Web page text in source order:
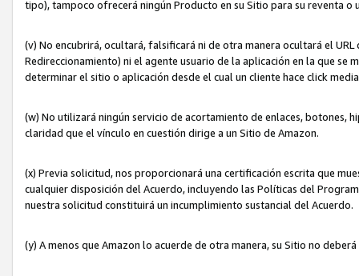
tipo), tampoco ofrecerá ningún Producto en su Sitio para su reventa o
(v) No encubrirá, ocultará, falsificará ni de otra manera ocultará el
Redireccionamiento) ni el agente usuario de la aplicación en la que
determinar el sitio o aplicación desde el cual un cliente hace click
(w) No utilizará ningún servicio de acortamiento de enlaces, botones,
claridad que el vínculo en cuestión dirige a un Sitio de Amazon.
(x) Previa solicitud, nos proporcionará una certificación escrita que
cualquier disposición del Acuerdo, incluyendo las Políticas del
nuestra solicitud constituirá un incumplimiento sustancial del Acuerdo.
(y) A menos que Amazon lo acuerde de otra manera, su Sitio no